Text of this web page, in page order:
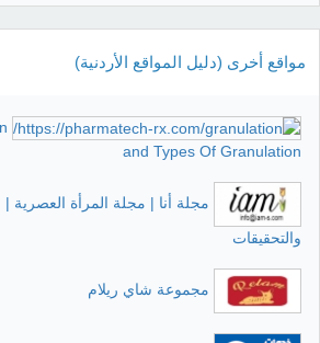
مواقع أخرى (دليل المواقع الأردنية)
and Types Of Granulation
مجلة أنا | مجلة المرأة العصرية |
والتحقيقات
مجموعة شاي ريلام